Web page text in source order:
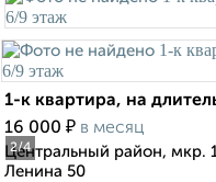
2/4
1-к квартира, на
16 000 ₽ в месяц
Центральный район, мкр.
Ленина 50